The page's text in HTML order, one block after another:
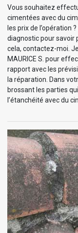
Vous souhaitez
cimentées avec du
les prix de l’opération
diagnostic pour
cela, contactez-moi.
MAURICE S. pour
rapport avec les
la réparation. Dans
brossant les parties
l’étanchéité avec du